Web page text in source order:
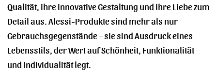
Qualität, ihre innovative Gestaltung und ihre Liebe zum
Detail aus. Alessi-Produkte sind mehr als nur
Gebrauchsgegenstände – sie sind Ausdruck eines
Lebensstils, der Wert auf Schönheit, Funktionalität
und Individualität legt.